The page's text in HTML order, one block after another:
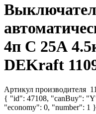
4п C 25А
DEKraft
Артикул производителя
{ "id": 47108, "canBuy":
"economy": 0, "number": 1 }